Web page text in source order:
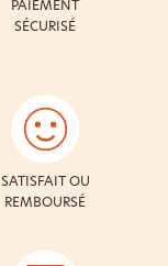
PAIEMENT
SÉCURISÉ
SATISFAIT OU
REMBOURSÉ